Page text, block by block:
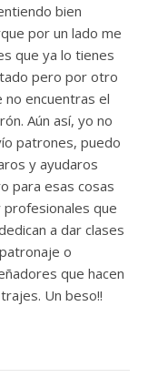
bien
por un lado me
que ya lo tienes
pero por otro
no encuentras el
Aún así, yo no
patrones, puedo
y ayudaros
para esas cosas
profesionales que
a dar clases
o
que hacen
Un beso!!